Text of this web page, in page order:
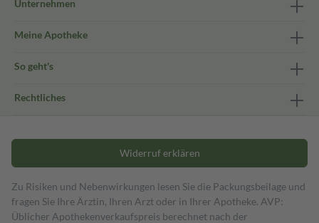
Unternehmen
Meine Apotheke
So geht's
Rechtliches
Widerruf erklären
Zu Risiken und Nebenwirkungen lesen Sie die Packungsbeilage und
fragen Sie Ihre Ärztin, Ihren Arzt oder in Ihrer Apotheke. AVP:
Üblicher Apothekenverkaufspreis berechnet nach der